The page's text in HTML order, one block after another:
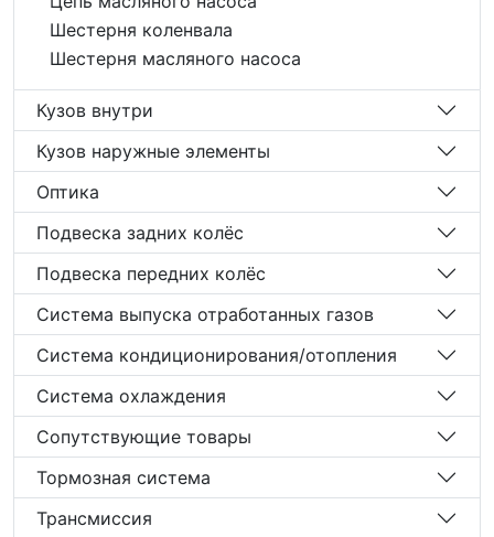
Шестерня коленвала
Шестерня масляного насоса
Кузов внутри
Кузов наружные элементы
Оптика
Подвеска задних колёс
Подвеска передних колёс
Система выпуска отработанных газов
Система кондиционирования/отопления
Система охлаждения
Сопутствующие товары
Тормозная система
Трансмиссия